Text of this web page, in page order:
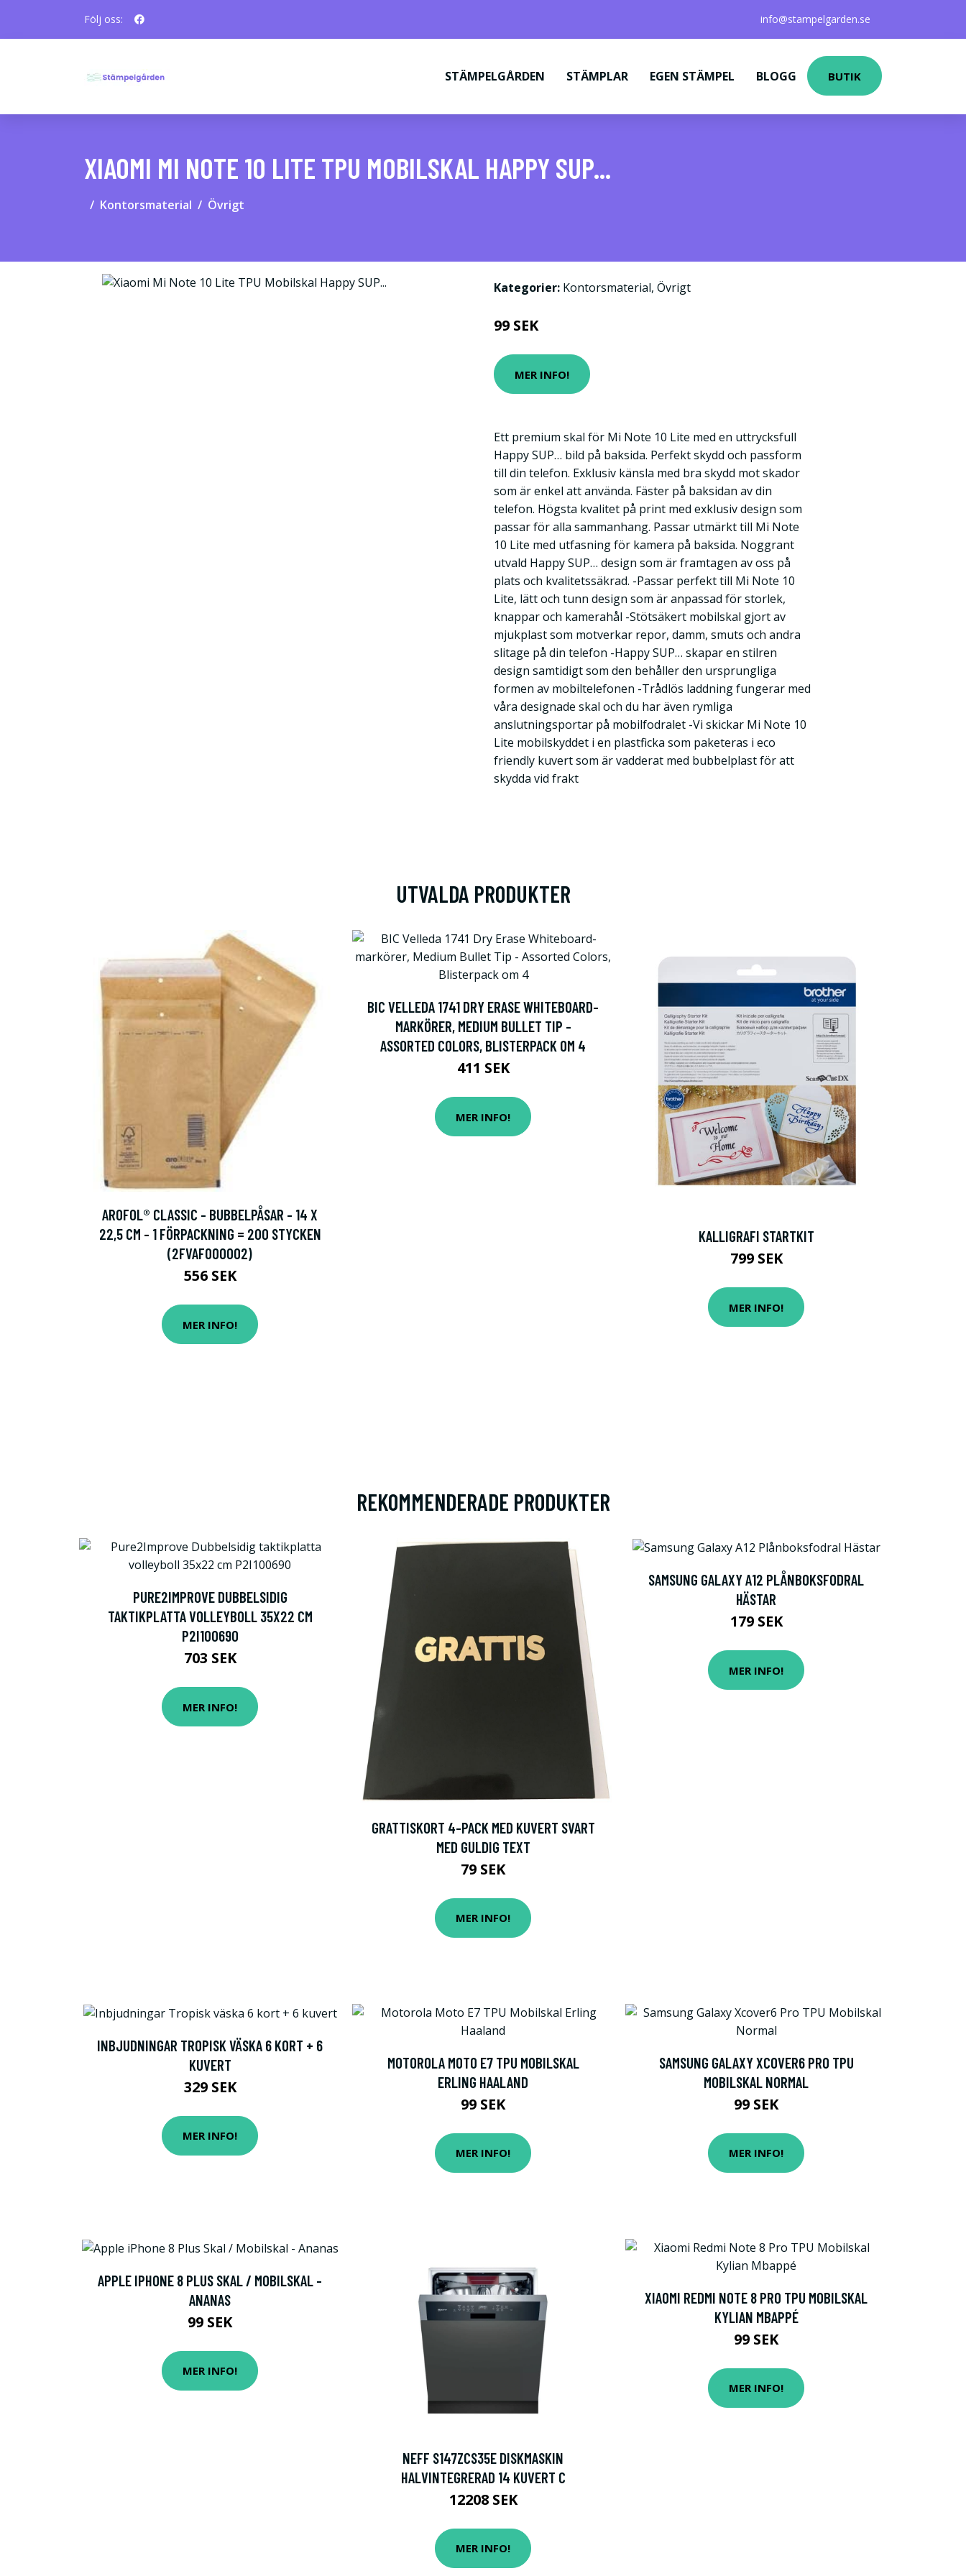
Följ oss: info@stampelgarden.se
STÄMPELGÅRDEN STÄMPLAR EGEN STÄMPEL BLOGG BUTIK
XIAOMI MI NOTE 10 LITE TPU MOBILSKAL HAPPY SUP...
Kontorsmaterial Övrigt
Kategorier: Kontorsmaterial, Övrigt
99 SEK
MER INFO!
Ett premium skal för Mi Note 10 Lite med en uttrycksfull
Happy SUP… bild på baksida. Perfekt skydd och passform
till din telefon. Exklusiv känsla med bra skydd mot skador
som är enkel att använda. Fäster på baksidan av din
telefon. Högsta kvalitet på print med exklusiv design som
passar för alla sammanhang. Passar utmärkt till Mi Note
10 Lite med utfasning för kamera på baksida. Noggrant
utvald Happy SUP… design som är framtagen av oss på
plats och kvalitetssäkrad. -Passar perfekt till Mi Note 10
Lite, lätt och tunn design som är anpassad för storlek,
knappar och kamerahål -Stötsäkert mobilskal gjort av
mjukplast som motverkar repor, damm, smuts och andra
slitage på din telefon -Happy SUP… skapar en stilren
design samtidigt som den behåller den ursprungliga
formen av mobiltelefonen -Trådlös laddning fungerar med
våra designade skal och du har även rymliga
anslutningsportar på mobilfodralet -Vi skickar Mi Note 10
Lite mobilskyddet i en plastficka som paketeras i eco
friendly kuvert som är vadderat med bubbelplast för att
skydda vid frakt
UTVALDA PRODUKTER
AROFOL® CLASSIC - BUBBELPÅSAR - 14 X
22,5 CM - 1 FÖRPACKNING = 200 STYCKEN
(2FVAF000002)
556 SEK
MER INFO!
BIC VELLEDA 1741 DRY ERASE WHITEBOARD-
MARKÖRER, MEDIUM BULLET TIP -
ASSORTED COLORS, BLISTERPACK OM 4
411 SEK
MER INFO!
KALLIGRAFI STARTKIT
799 SEK
MER INFO!
REKOMMENDERADE PRODUKTER
PURE2IMPROVE DUBBELSIDIG
TAKTIKPLATTA VOLLEYBOLL 35X22 CM
P2I100690
703 SEK
MER INFO!
GRATTISKORT 4-PACK MED KUVERT SVART
MED GULDIG TEXT
79 SEK
MER INFO!
SAMSUNG GALAXY A12 PLÅNBOKSFODRAL
HÄSTAR
179 SEK
MER INFO!
INBJUDNINGAR TROPISK VÄSKA 6 KORT + 6
KUVERT
329 SEK
MER INFO!
MOTOROLA MOTO E7 TPU MOBILSKAL
ERLING HAALAND
99 SEK
MER INFO!
SAMSUNG GALAXY XCOVER6 PRO TPU
MOBILSKAL NORMAL
99 SEK
MER INFO!
APPLE IPHONE 8 PLUS SKAL / MOBILSKAL -
ANANAS
99 SEK
MER INFO!
NEFF S147ZCS35E DISKMASKIN
HALVINTEGRERAD 14 KUVERT C
12208 SEK
MER INFO!
XIAOMI REDMI NOTE 8 PRO TPU MOBILSKAL
KYLIAN MBAPPÉ
99 SEK
MER INFO!